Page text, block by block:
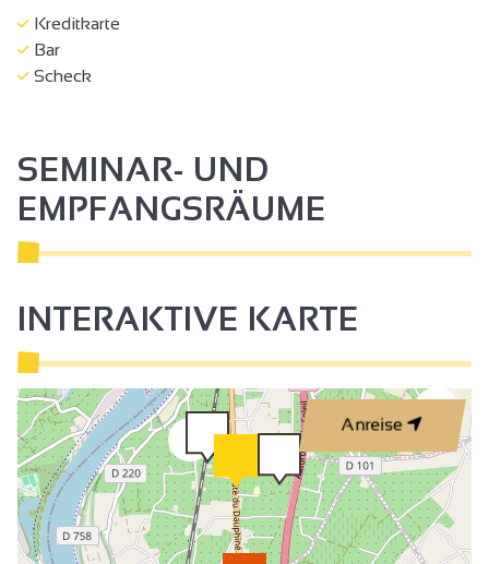
Kreditkarte
Bar
Scheck
SEMINAR- UND
EMPFANGSRÄUME
INTERAKTIVE KARTE
Anreise